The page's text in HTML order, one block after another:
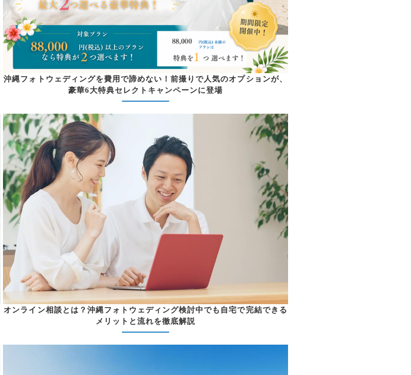
沖縄フォトウェディングを費用で諦めない！前撮りで人気のオプションが、
豪華6大特典セレクトキャンペーンに登場
オンライン相談とは？沖縄フォトウェディング検討中でも自宅で完結できる
メリットと流れを徹底解説